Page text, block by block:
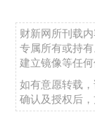
财新网所刊载
专属所有或持
建立镜像等任何
如有意愿转载
确认及授权后，